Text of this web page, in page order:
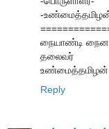
-உண்மைத்தமிழன்
நையாண்டி
தலைவர்
உண்மைத்தமிழன்
Reply